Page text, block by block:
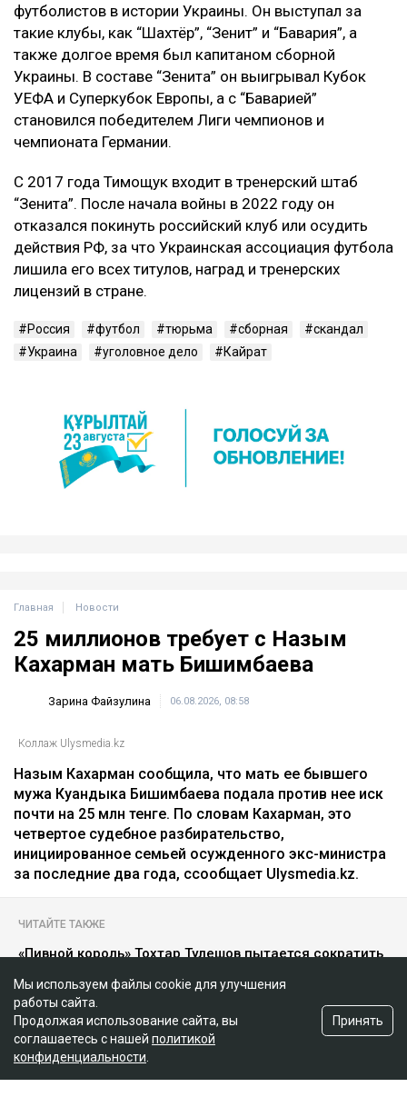
футболистов в истории Украины. Он выступал за
такие клубы, как “Шахтёр”, “Зенит” и “Бавария”, а
также долгое время был капитаном сборной
Украины. В составе “Зенита” он выигрывал Кубок
УЕФА и Суперкубок Европы, а с “Баварией”
становился победителем Лиги чемпионов и
чемпионата Германии.
С 2017 года Тимощук входит в тренерский штаб
“Зенита”. После начала войны в 2022 году он
отказался покинуть российский клуб или осудить
действия РФ, за что Украинская ассоциация футбола
лишила его всех титулов, наград и тренерских
лицензий в стране.
Россия футбол тюрьма сборная
скандал
Украина
уголовное дело Кайрат
Главная Новости
25 миллионов требует с Назым
Кахарман мать Бишимбаева
Зарина Файзулина 06.08.2026, 08:58
Коллаж Ulysmedia.kz
Назым Кахарман сообщила, что мать ее бывшего
мужа Куандыка Бишимбаева подала против нее иск
почти на 25 млн тенге. По словам Кахарман, это
четвертое судебное разбирательство,
инициированное семьей осужденного экс-министра
за последние два года, ссообщает Ulysmedia.kz.
ЧИТАЙТЕ ТАКЖЕ
«Пивной король» Тохтар Тулешов пытается сократить
Meta заплатит $567 млн за негативное влияние
Instagram на детей и молодежь
Крики и эмоции: как Бажкенова отреагировала на
показания в суде
Мы используем файлы cookie для улучшения
работы сайта.
Продолжая использование сайта, вы
соглашаетесь с нашей политикой
конфиденциальности
Принять